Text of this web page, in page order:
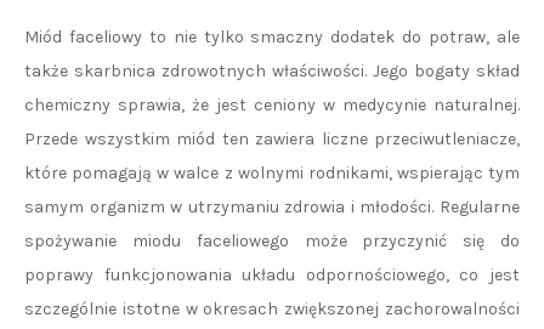
Miód faceliowy to nie tylko smaczny dodatek do potraw, ale
także skarbnica zdrowotnych właściwości. Jego bogaty skład
chemiczny sprawia, że jest ceniony w medycynie naturalnej.
Przede wszystkim miód ten zawiera liczne przeciwutleniacze,
które pomagają w walce z wolnymi rodnikami, wspierając tym
samym organizm w utrzymaniu zdrowia i młodości. Regularne
spożywanie miodu faceliowego może przyczynić się do
poprawy funkcjonowania układu odpornościowego, co jest
szczególnie istotne w okresach zwiększonej zachorowalności